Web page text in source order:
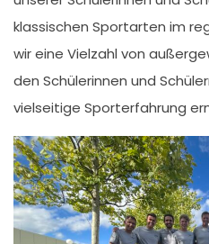
klassischen Sportarten im
wir eine Vielzahl von
den Schülerinnen und
vielseitige Sporterfahrung